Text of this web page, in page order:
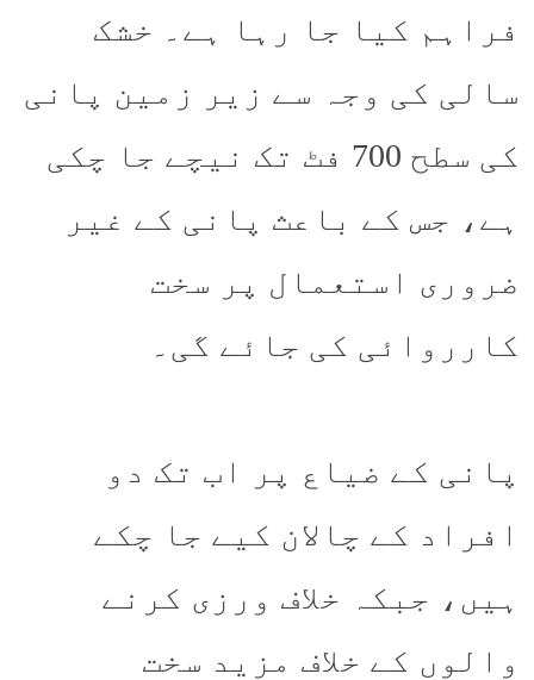
فراہم کیا جا رہا ہے۔ خشک
سالی کی وجہ سے زیر زمین پانی
کی سطح 700 فٹ تک نیچے جا چکی
ہے، جس کے باعث پانی کے غیر
ضروری استعمال پر سخت
کارروائی کی جائے گی۔
پانی کے ضیاع پر اب تک دو
افراد کے چالان کیے جا چکے
ہیں، جبکہ خلاف ورزی کرنے
والوں کے خلاف مزید سخت